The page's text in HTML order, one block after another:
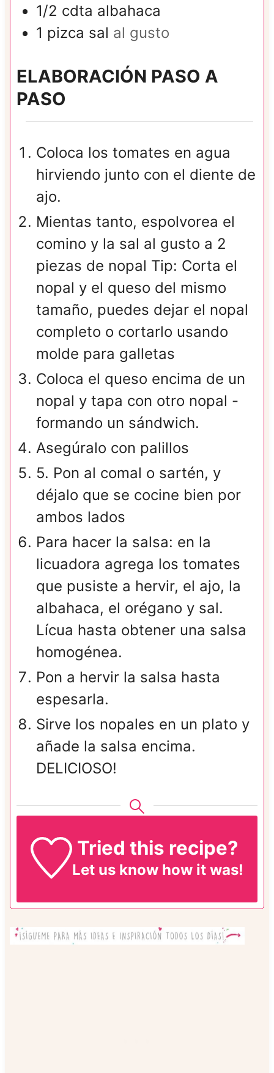
1/2 cdta albahaca
1 pizca sal al gusto
ELABORACIÓN PASO A
PASO
Coloca los tomates en agua
hirviendo junto con el diente de
ajo.
Mientas tanto, espolvorea el
comino y la sal al gusto a 2
piezas de nopal Tip: Corta el
nopal y el queso del mismo
tamaño, puedes dejar el nopal
completo o cortarlo usando
molde para galletas
Coloca el queso encima de un
nopal y tapa con otro nopal -
formando un sándwich.
Asegúralo con palillos
5. Pon al comal o sartén, y
déjalo que se cocine bien por
ambos lados
Para hacer la salsa: en la
licuadora agrega los tomates
que pusiste a hervir, el ajo, la
albahaca, el orégano y sal.
Lícua hasta obtener una salsa
homogénea.
Pon a hervir la salsa hasta
espesarla.
Sirve los nopales en un plato y
añade la salsa encima.
DELICIOSO!
Tried this recipe?
Let us know how it was!